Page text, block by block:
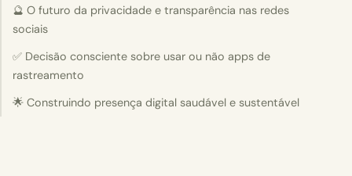
🔮 O futuro da privacidade e transparência nas redes
sociais
✅ Decisão consciente sobre usar ou não apps de
rastreamento
🌟 Construindo presença digital saudável e sustentável